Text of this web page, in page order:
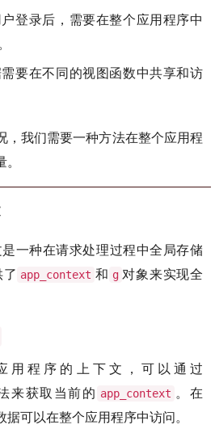
户登录后，需要在整个应用程序中
要在不同的视图函数中共享和访
，我们需要一种方法在整个应用程
一种在请求处理过程中全局存储
app_context 和 g 对象来实现全
用程序的上下文，可以通过
来获取当前的 app_context 。在
据可以在整个应用程序中访问。